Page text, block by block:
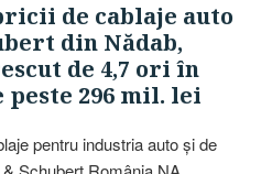
de cablaje auto
din Nădab,
de 4,7 ori în
peste 296 mil. lei
pentru industria auto şi de